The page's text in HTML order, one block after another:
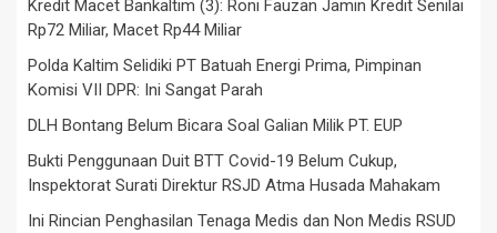
Kredit Macet Bankaltim (3): Roni Fauzan Jamin Kredit Senilai
Rp72 Miliar, Macet Rp44 Miliar
Polda Kaltim Selidiki PT Batuah Energi Prima, Pimpinan
Komisi VII DPR: Ini Sangat Parah
DLH Bontang Belum Bicara Soal Galian Milik PT. EUP
Bukti Penggunaan Duit BTT Covid-19 Belum Cukup,
Inspektorat Surati Direktur RSJD Atma Husada Mahakam
Ini Rincian Penghasilan Tenaga Medis dan Non Medis RSUD